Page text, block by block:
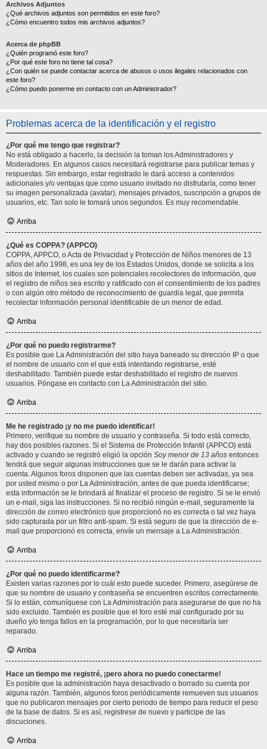
Archivos Adjuntos
¿Qué archivos adjuntos son permitidos en este foro?
¿Cómo encuentro todos mis archivos adjuntos?
Acerca de phpBB
¿Quién programó este foro?
¿Por qué este foro no tiene tal cosa?
¿Con quién se puede contactar acerca de abusos o usos ilegales relacionados con
este foro?
¿Cómo puedo ponerme en contacto con un Administrador?
Problemas acerca de la identificación y el registro
¿Por qué me tengo que registrar?
No está obligado a hacerlo, la decisión la toman los Administradores y
Moderadores. En algunos casos necesitará registrarse para publicar temas y
respuestas. Sin embargo, estar registrado le dará acceso a contenidos
adicionales y/o ventajas que como usuario invitado no disfrutaría, como tener
su imagen personalizada (avatar), mensajes privados, suscripción a grupos de
usuarios, etc. Tan solo le tomará unos segundos. Es muy recomendable.
Arriba
¿Qué es COPPA? (APPCO)
COPPA, APPCO, o Acta de Privacidad y Protección de Niños menores de 13
años del año 1998, es una ley de los Estados Unidos, donde se solicita a los
sitios de Internet, los cuales son potenciales recolectores de información, que
el registro de niños sea escrito y ratificado con el consentimiento de los padres
o con algún otro método de reconocimiento de guardia legal, que permita
recolectar información personal identificable de un menor de edad.
Arriba
¿Por qué no puedo registrarme?
Es posible que La Administración del sitio haya baneado su dirección IP o que
el nombre de usuario con el que está intentando registrarse, esté
deshabilitado. También puede estar deshabilitado el registro de nuevos
usuarios. Póngase en contacto con La Administración del sitio.
Arriba
Me he registrado ¡y no me puedo identificar!
Primero, verifique su nombre de usuario y contraseña. Si todo está correcto,
hay dos posibles razones. Si el Sistema de Protección Infantil (APPCO) está
activado y cuando se registró eligió la opción Soy menor de 13 años entonces
tendrá que seguir algunas instrucciones que se le darán para activar la
cuenta. Algunos foros disponen que las cuentas deben ser activadas, ya sea
por usted mismo o por La Administración, antes de que pueda identificarse;
esta información se le brindará al finalizar el proceso de registro. Si se le envió
un e-mail, siga las instrucciones. Si no recibió ningún e-mail, seguramente la
dirección de correo electrónico que proporcionó no es correcta o tal vez haya
sido capturada por un filtro anti-spam. Si está seguro de que la dirección de e-
mail que proporcionó es correcta, envíe un mensaje a La Administración.
Arriba
¿Por qué no puedo identificarme?
Existen varias razones por lo cuál esto puede suceder. Primero, asegúrese de
que su nombre de usuario y contraseña se encuentren escritos correctamente.
Si lo están, comuníquese con La Administración para asegurarse de que no ha
sido excluido. También es posible que el foro esté mal configurado por su
dueño y/o tenga fallos en la programación, por lo que necesitaría ser
reparado.
Arriba
Hace un tiempo me registré, ¡pero ahora no puedo conectarme!
Es posible que la administración haya desactivado o borrado su cuenta por
alguna razón. También, algunos foros periódicamente remueven sus usuarios
que no publicaron mensajes por cierto periodo de tiempo para reducir el peso
de la base de datos. Si es así, registrese de nuevo y participe de las
discuciones.
Arriba